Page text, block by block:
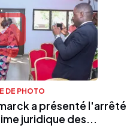
DE PHOTO
a présenté l'arrêté
juridique des...